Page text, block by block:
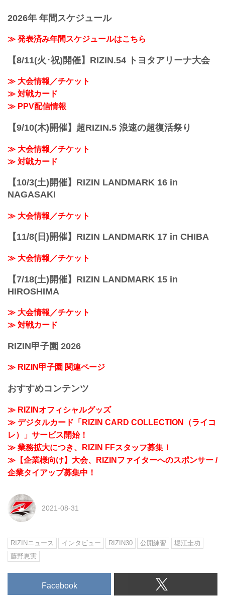
宮線・高崎線）「さいた...
景、質疑応答の様子を是非ライブ配信で
スケジュール更新情報
以下の2名の公開練習スケジュールが変...
日時
※開始時間は予定です。決定次第RIZIN
す。
主催
スペシャルワンマッチ／朝倉未来 vs. 萩
原京平
2026年 年間スケジュール
≫ 発表済み年間スケジュールはこちら
【8/11(火･祝)開催】RIZIN.54 トヨタアリーナ大会
≫ 大会情報／チケット
≫ 対戦カード
≫ PPV配信情報
【9/10(木)開催】超RIZIN.5 浪速の超復活祭り
≫ 大会情報／チケット
≫ 対戦カード
【10/3(土)開催】RIZIN LANDMARK 16 in
NAGASAKI
≫ 大会情報／チケット
【11/8(日)開催】RIZIN LANDMARK 17 in CHIBA
≫ 大会情報／チケット
【7/18(土)開催】RIZIN LANDMARK 15 in
HIROSHIMA
≫ 大会情報／チケット
≫ 対戦カード
RIZIN甲子園 2026
≫ RIZIN甲子園 関連ページ
おすすめコンテンツ
≫ RIZINオフィシャルグッズ
≫ デジタルカード「RIZIN CARD COLLECTION（ライコ
レ）」サービス開始！
≫ 業務拡大につき、RIZIN FFスタッフ募集！
≫【企業様向け】大会、RIZINファイターへのスポンサー /
企業タイアップ募集中！
2021-08-31
RIZINニュース インタビュー RIZIN30 公開練習
堀江圭功
藤野恵実
Facebook